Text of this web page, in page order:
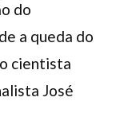
do
a queda do
cientista
José